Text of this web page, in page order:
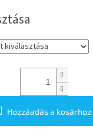
Hozzáadás a kosárhoz